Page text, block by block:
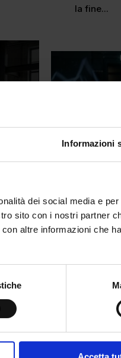
Informazioni
dei social media e
sito con i nostri partner
altre informazioni che
la fine...
Come i